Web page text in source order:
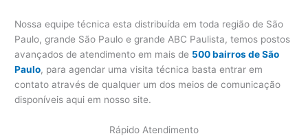
Nossa equipe técnica esta distribuída em toda região de São
Paulo, grande São Paulo e grande ABC Paulista, temos postos
avançados de atendimento em mais de 500 bairros de São
Paulo, para agendar uma visita técnica basta entrar em
contato através de qualquer um dos meios de comunicação
disponíveis aqui em nosso site.
Rápido Atendimento